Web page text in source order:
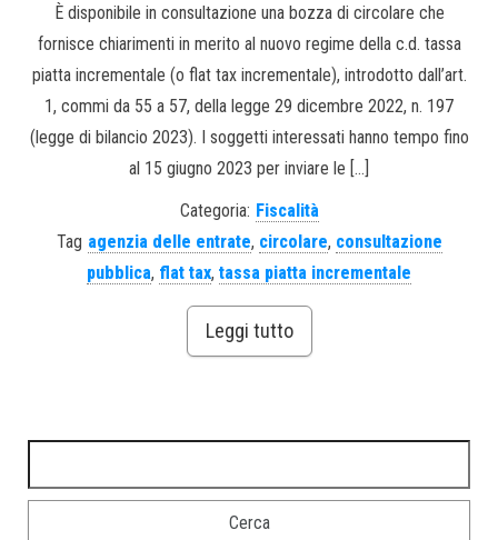
È disponibile in consultazione una bozza di circolare che
fornisce chiarimenti in merito al nuovo regime della c.d. tassa
piatta incrementale (o flat tax incrementale), introdotto dall’art.
1, commi da 55 a 57, della legge 29 dicembre 2022, n. 197
(legge di bilancio 2023). I soggetti interessati hanno tempo fino
al 15 giugno 2023 per inviare le […]
Categoria: Fiscalità
Tag agenzia delle entrate, circolare, consultazione
pubblica, flat tax, tassa piatta incrementale
Leggi tutto